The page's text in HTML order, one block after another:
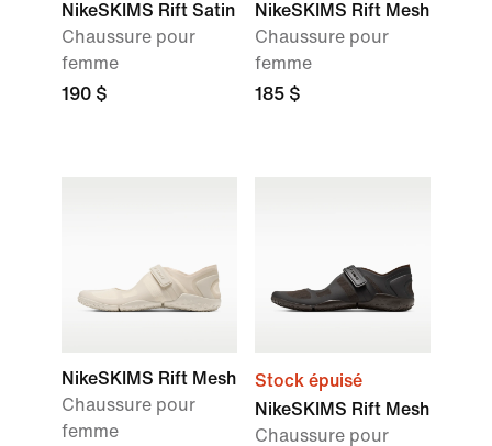
NikeSKIMS Rift Satin
Chaussure pour
femme
190 $
NikeSKIMS Rift Mesh
Chaussure pour
femme
185 $
NikeSKIMS Rift Mesh
Chaussure pour
femme
Stock épuisé
NikeSKIMS Rift Mesh
Chaussure pour